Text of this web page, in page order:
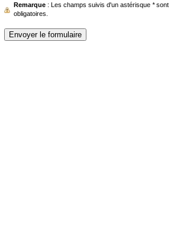
Remarque : Les champs suivis d'un astérisque*sont
obligatoires.